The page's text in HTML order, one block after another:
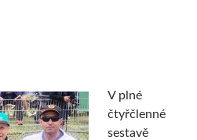
V plné
čtyřčlenné
sestavě